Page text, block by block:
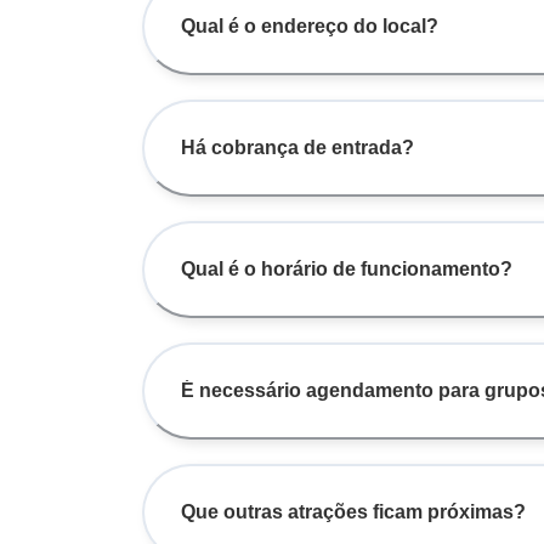
Qual é o endereço do local?
Há cobrança de entrada?
Qual é o horário de funcionamento?
É necessário agendamento para
Que outras atrações ficam próximas?